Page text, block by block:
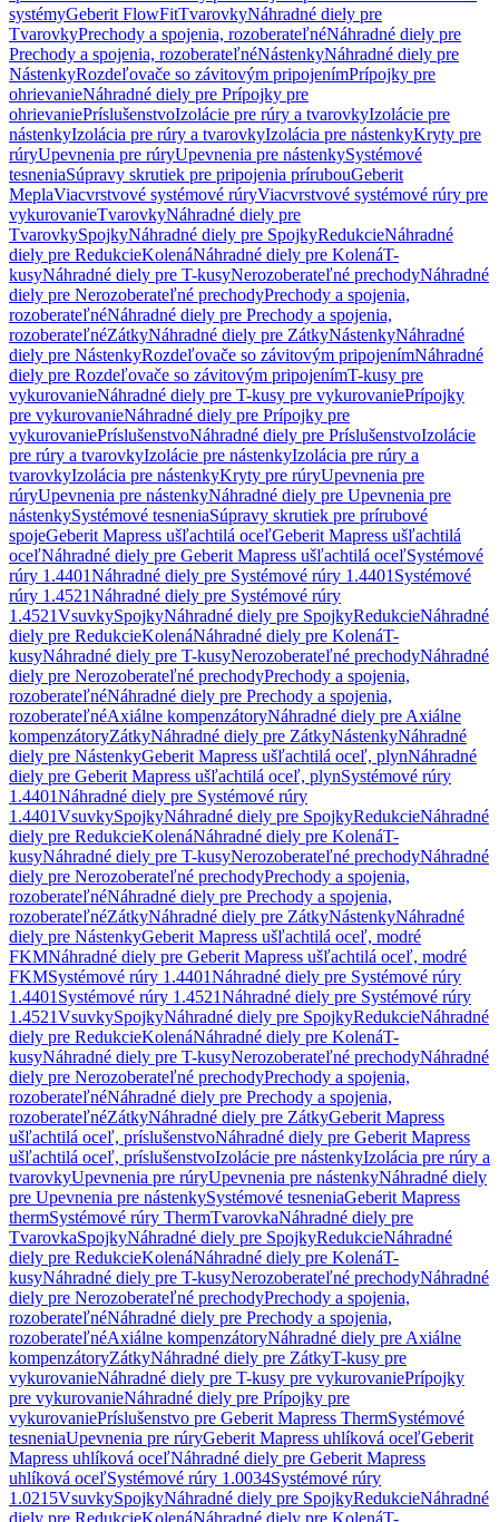
systémyGeberit FlowFitTvarovkyNáhradné diely pre
TvarovkyPrechody a spojenia, rozoberateľnéNáhradné diely pre
Prechody a spojenia, rozoberateľnéNástenkyNáhradné diely pre
NástenkyRozdeľovače so závitovým pripojenímPrípojky pre
ohrievanieNáhradné diely pre Prípojky pre
ohrievaniePríslušenstvoIzolácie pre rúry a tvarovkyIzolácie pre
nástenkyIzolácia pre rúry a tvarovkyIzolácia pre nástenkyKryty pre
rúryUpevnenia pre rúryUpevnenia pre nástenkySystémové
tesneniaSúpravy skrutiek pre pripojenia prírubouGeberit
MeplaViacvrstvové systémové rúryViacvrstvové systémové rúry pre
vykurovanieTvarovkyNáhradné diely pre
TvarovkySpojkyNáhradné diely pre SpojkyRedukcieNáhradné
diely pre RedukcieKolenáNáhradné diely pre KolenáT-
kusyNáhradné diely pre T-kusyNerozoberateľné prechodyNáhradné
diely pre Nerozoberateľné prechodyPrechody a spojenia,
rozoberateľnéNáhradné diely pre Prechody a spojenia,
rozoberateľnéZátkyNáhradné diely pre ZátkyNástenkyNáhradné
diely pre NástenkyRozdeľovače so závitovým pripojenímNáhradné
diely pre Rozdeľovače so závitovým pripojenímT-kusy pre
vykurovanieNáhradné diely pre T-kusy pre vykurovaniePrípojky
pre vykurovanieNáhradné diely pre Prípojky pre
vykurovaniePríslušenstvoNáhradné diely pre PríslušenstvoIzolácie
pre rúry a tvarovkyIzolácie pre nástenkyIzolácia pre rúry a
tvarovkyIzolácia pre nástenkyKryty pre rúryUpevnenia pre
rúryUpevnenia pre nástenkyNáhradné diely pre Upevnenia pre
nástenkySystémové tesneniaSúpravy skrutiek pre prírubové
spojeGeberit Mapress ušľachtilá oceľGeberit Mapress ušľachtilá
oceľNáhradné diely pre Geberit Mapress ušľachtilá oceľSystémové
rúry 1.4401Náhradné diely pre Systémové rúry 1.4401 Systémové
rúry 1.4521Náhradné diely pre Systémové rúry
1.4521VsuvkySpojkyNáhradné diely pre SpojkyRedukcieNáhradné
diely pre RedukcieKolenáNáhradné diely pre KolenáT-
kusyNáhradné diely pre T-kusyNerozoberateľné prechodyNáhradné
diely pre Nerozoberateľné prechodyPrechody a spojenia,
rozoberateľnéNáhradné diely pre Prechody a spojenia,
rozoberateľnéAxiálne kompenzátoryNáhradné diely pre Axiálne
kompenzátoryZátkyNáhradné diely pre ZátkyNástenkyNáhradné
diely pre NástenkyGeberit Mapress ušľachtilá oceľ, plynNáhradné
diely pre Geberit Mapress ušľachtilá oceľ, plynSystémové rúry
1.4401Náhradné diely pre Systémové rúry
1.4401VsuvkySpojkyNáhradné diely pre SpojkyRedukcieNáhradné
diely pre RedukcieKolenáNáhradné diely pre KolenáT-
kusyNáhradné diely pre T-kusyNerozoberateľné prechodyNáhradné
diely pre Nerozoberateľné prechodyPrechody a spojenia,
rozoberateľnéNáhradné diely pre Prechody a spojenia,
rozoberateľnéZátkyNáhradné diely pre ZátkyNástenkyNáhradné
diely pre NástenkyGeberit Mapress ušľachtilá oceľ, modré
FKMNáhradné diely pre Geberit Mapress ušľachtilá oceľ, modré
FKMSystémové rúry 1.4401Náhradné diely pre Systémové rúry
1.4401 Systémové rúry 1.4521Náhradné diely pre Systémové rúry
1.4521VsuvkySpojkyNáhradné diely pre SpojkyRedukcieNáhradné
diely pre RedukcieKolenáNáhradné diely pre KolenáT-
kusyNáhradné diely pre T-kusyNerozoberateľné prechodyNáhradné
diely pre Nerozoberateľné prechodyPrechody a spojenia,
rozoberateľnéNáhradné diely pre Prechody a spojenia,
rozoberateľnéZátkyNáhradné diely pre ZátkyGeberit Mapress
ušľachtilá oceľ, príslušenstvoNáhradné diely pre Geberit Mapress
ušľachtilá oceľ, príslušenstvoIzolácie pre nástenkyIzolácia pre rúry a
tvarovkyUpevnenia pre rúryUpevnenia pre nástenkyNáhradné diely
pre Upevnenia pre nástenkySystémové tesneniaGeberit Mapress
thermSystémové rúry ThermTvarovkaNáhradné diely pre
TvarovkaSpojkyNáhradné diely pre SpojkyRedukcieNáhradné
diely pre RedukcieKolenáNáhradné diely pre KolenáT-
kusyNáhradné diely pre T-kusyNerozoberateľné prechodyNáhradné
diely pre Nerozoberateľné prechodyPrechody a spojenia,
rozoberateľnéNáhradné diely pre Prechody a spojenia,
rozoberateľnéAxiálne kompenzátoryNáhradné diely pre Axiálne
kompenzátoryZátkyNáhradné diely pre ZátkyT-kusy pre
vykurovanieNáhradné diely pre T-kusy pre vykurovaniePrípojky
pre vykurovanieNáhradné diely pre Prípojky pre
vykurovaniePríslušenstvo pre Geberit Mapress ThermSystémové
tesneniaUpevnenia pre rúryGeberit Mapress uhlíková oceľGeberit
Mapress uhlíková oceľNáhradné diely pre Geberit Mapress
uhlíková oceľSystémové rúry 1.0034Systémové rúry
1.0215VsuvkySpojkyNáhradné diely pre SpojkyRedukcieNáhradné
diely pre RedukcieKolenáNáhradné diely pre KolenáT-